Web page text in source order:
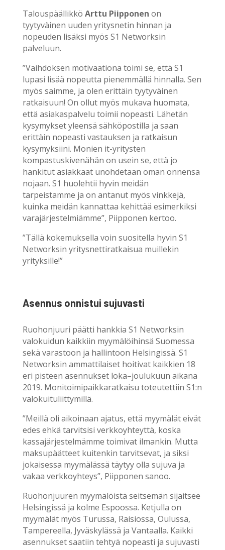
Talouspäällikkö Arttu Piipponen on
tyytyväinen uuden yritysnetin hinnan ja
nopeuden lisäksi myös S1 Networksin
palveluun.
”Vaihdoksen motivaationa toimi se, että S1
lupasi lisää nopeutta pienemmällä hinnalla. Sen
myös saimme, ja olen erittäin tyytyväinen
ratkaisuun! On ollut myös mukava huomata,
että asiakaspalvelu toimii nopeasti. Lähetän
kysymykset yleensä sähköpostilla ja saan
erittäin nopeasti vastauksen ja ratkaisun
kysymyksiini. Monien it-yritysten
kompastuskivenähän on usein se, että jo
hankitut asiakkaat unohdetaan oman onnensa
nojaan. S1 huolehtii hyvin meidän
tarpeistamme ja on antanut myös vinkkejä,
kuinka meidän kannattaa kehittää esimerkiksi
varajärjestelmiämme”, Piipponen kertoo.
”Tällä kokemuksella voin suositella hyvin S1
Networksin yritysnettiratkaisua muillekin
yrityksille!”
Asennus onnistui sujuvasti
Ruohonjuuri päätti hankkia S1 Networksin
valokuidun kaikkiin myymälöihinsä Suomessa
sekä varastoon ja hallintoon Helsingissä. S1
Networksin ammattilaiset hoitivat kaikkien 18
eri pisteen asennukset loka–joulukuun aikana
2019. Monitoimipaikkaratkaisu toteutettiin S1:n
valokuituliittymillä.
”Meillä oli aikoinaan ajatus, että myymälät eivät
edes ehkä tarvitsisi verkkoyhteyttä, koska
kassajärjestelmämme toimivat ilmankin. Mutta
maksupäätteet kuitenkin tarvitsevat, ja siksi
jokaisessa myymälässä täytyy olla sujuva ja
vakaa verkkoyhteys”, Piipponen sanoo.
Ruohonjuuren myymälöistä seitsemän sijaitsee
Helsingissä ja kolme Espoossa. Ketjulla on
myymälät myös Turussa, Raisiossa, Oulussa,
Tampereella, Jyväskylässä ja Vantaalla. Kaikki
asennukset saatiin tehtyä nopeasti ja sujuvasti